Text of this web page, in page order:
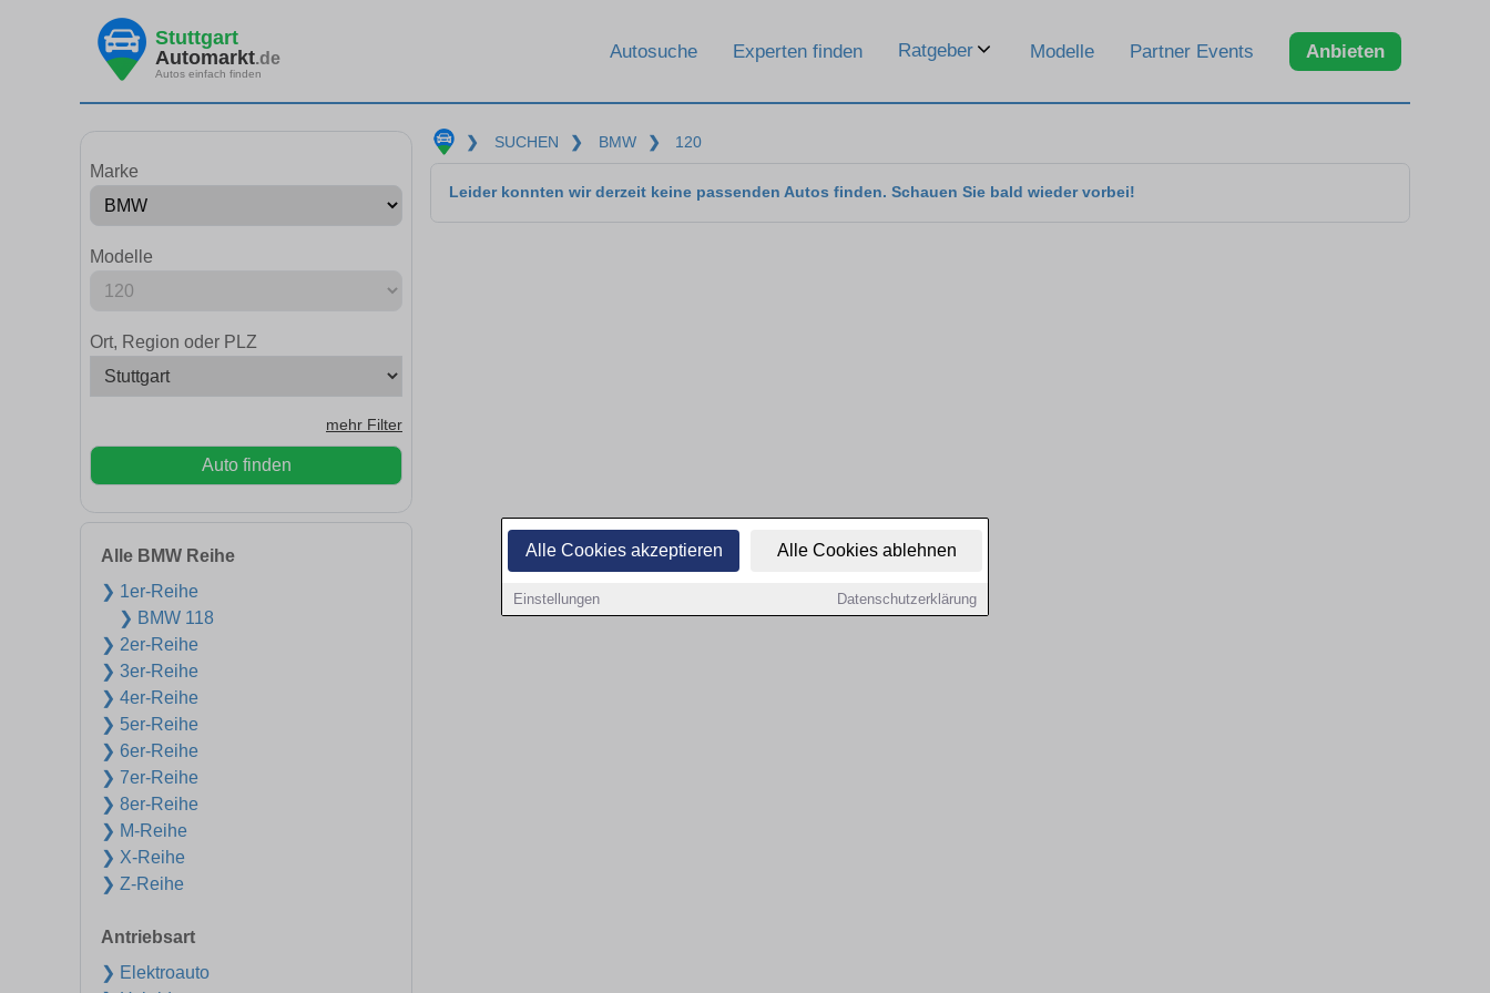
Alle Cookies akzeptieren Alle Cookies ablehnen
Einstellungen Datenschutzerklärung
Stuttgart
Automarkt.de
Autos einfach finden
Autosuche Experten finden Ratgeber Modelle Partner Events Anbieten
Marke
Modelle
Ort, Region oder PLZ
mehr Filter
Auto finden
Alle BMW Reihe
❯ 1er-Reihe
❯ BMW 118
❯ 2er-Reihe
❯ 3er-Reihe
❯ 4er-Reihe
❯ 5er-Reihe
❯ 6er-Reihe
❯ 7er-Reihe
❯ 8er-Reihe
❯ M-Reihe
❯ X-Reihe
❯ Z-Reihe
Antriebsart
❯ Elektroauto
❯ SUCHEN ❯ BMW ❯ 120
Leider konnten wir derzeit keine passenden Autos finden. Schauen Sie bald wieder vorbei!